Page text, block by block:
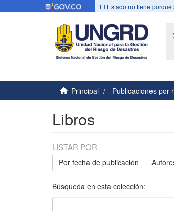
El Estado no tiene porqué
Principal
Publicaciones por
Libros
LISTAR POR
Por fecha de publicación
Búsqueda en esta colección: